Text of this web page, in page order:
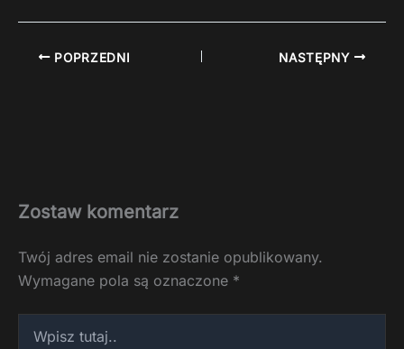
POPRZEDNI NASTĘPNY
Zostaw komentarz
Twój adres email nie zostanie opublikowany.
Wymagane pola są oznaczone *
tutaj..